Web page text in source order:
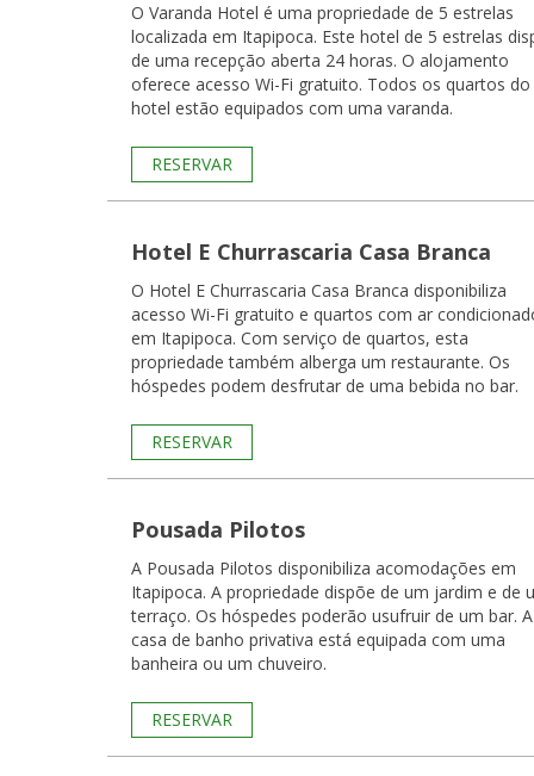
O Varanda Hotel é uma propriedade de 5 estrelas
localizada em Itapipoca. Este hotel de 5 estrelas
de uma recepção aberta 24 horas. O alojamento
oferece acesso Wi-Fi gratuito. Todos os quartos do
hotel estão equipados com uma varanda.
RESERVAR
Hotel E Churrascaria Casa Branca
O Hotel E Churrascaria Casa Branca disponibiliza
acesso Wi-Fi gratuito e quartos com ar
em Itapipoca. Com serviço de quartos, esta
propriedade também alberga um restaurante. Os
hóspedes podem desfrutar de uma bebida no bar.
RESERVAR
Pousada Pilotos
A Pousada Pilotos disponibiliza acomodações em
Itapipoca. A propriedade dispõe de um jardim e de
terraço. Os hóspedes poderão usufruir de um bar. A
casa de banho privativa está equipada com uma
banheira ou um chuveiro.
RESERVAR